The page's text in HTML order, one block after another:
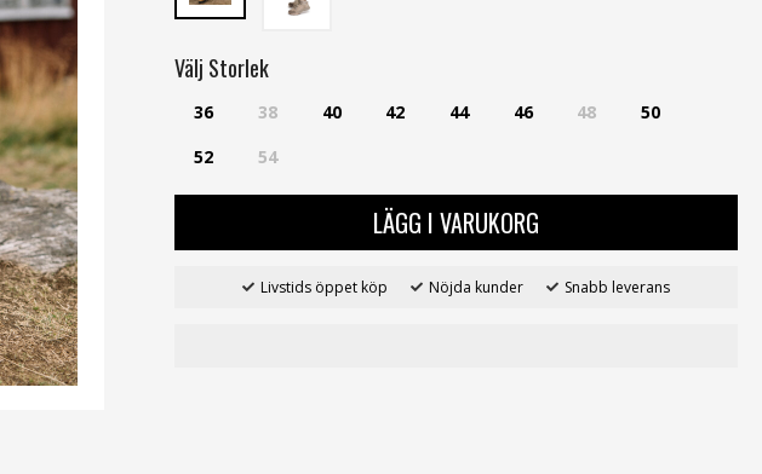
Välj Storlek
36 38 40 42 44 46 48
50
52
54
LÄGG I VARUKORG
Livstids öppet köp Nöjda kunder Snabb leverans